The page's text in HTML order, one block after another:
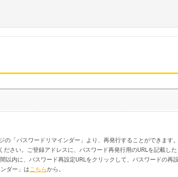
の「パスワードリマインダー」より、再発行することができます。
さい。ご登録アドレスに、パスワード再発行用のURLを記載した
以内に、パスワード再設定URLをクリックして、パスワードの再設
ダー」はこちらから。